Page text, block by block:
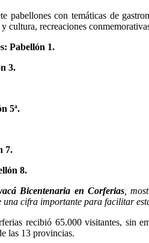
pabellones con temáticas de
cultura, recreaciones
Pabellón 1.
3.
5ª.
7.
8.
Bicentenaria en Corferias,
una cifra importante para facilitar
recibió 65.000 visitantes, sin
las 13 provincias.